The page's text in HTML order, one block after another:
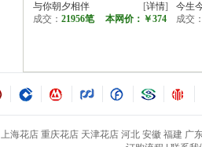
与你朝夕相伴 [详情]
成交： 21956笔 本网价： ￥374
今生
成交
上海花店 重庆花店 天津花店 河北 安徽 福建 广